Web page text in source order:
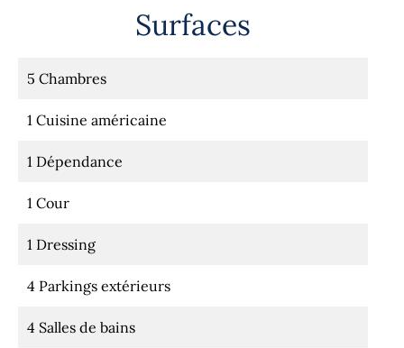
Surfaces
5 Chambres
1 Cuisine américaine
1 Dépendance
1 Cour
1 Dressing
4 Parkings extérieurs
4 Salles de bains